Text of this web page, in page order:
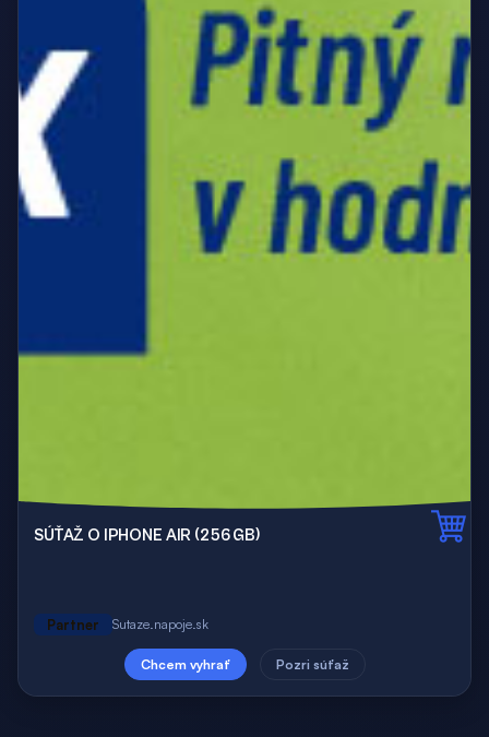
SÚŤAŽ O IPHONE AIR (256 GB)
Partner Sutaze.napoje.sk
Chcem vyhrať Pozri súťaž